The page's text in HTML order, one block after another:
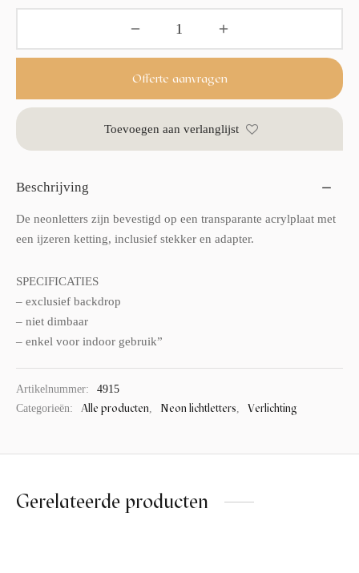
Offerte aanvragen
Toevoegen aan verlanglijst
Beschrijving
De neonletters zijn bevestigd op een transparante acrylplaat met
een ijzeren ketting, inclusief stekker en adapter.
SPECIFICATIES
– exclusief backdrop
– niet dimbaar
– enkel voor indoor gebruik”
Artikelnummer:
4915
Categorieën:
Alle producten, Neon lichtletters, Verlichting
Gerelateerde producten